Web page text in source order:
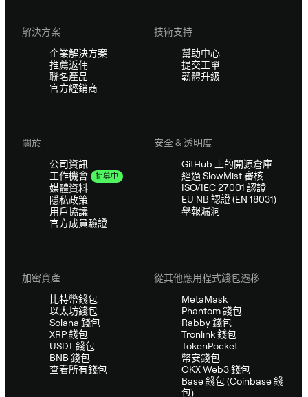
解決方案
企業解決方案
推薦返佣
聯名產品
官方經銷商
技術支持
幫助中心
提交工單
韌體升級
關於
公司資訊
工作機會
招募中
媒體資料
隱私政策
用戶協議
官方成員驗證
安全 & 透明度
GitHub 上的開源倉庫
經過 SlowMist 審核
ISO/IEC 27001 認證
EU NB 認證 (EN 18031)
舉報漏洞
加密資產
比特幣錢包
以太坊錢包
Solana 錢包
XRP 錢包
USDT 錢包
BNB 錢包
查看所有錢包
從其他應用程式錢包遷移
MetaMask
Phantom 錢包
Rabby 錢包
Tronlink 錢包
TokenPocket
幣安錢包
OKX Web3 錢包
Base 錢包 (Coinbase 錢
包)